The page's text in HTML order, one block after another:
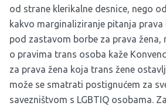
od strane klerikalne desnice, nego
kakvo marginaliziranje pitanja
pod zastavom borbe za prava žena,
o pravima trans osoba kaže
za prava žena koja trans žene
može se smatrati postignućem za
savezništvom s LGBTIQ osobama.